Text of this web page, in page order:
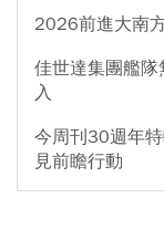
2026前進大南
佳世達集團艦
入
今周刊30週年
見前瞻行動